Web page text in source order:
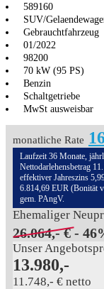
589160
SUV/
Gebrauchtfahrzeug
01/2022
98200
70 kW (95 PS)
Benzin
Schaltgetriebe
MwSt ausweisbar
monatliche Rate
Laufzeit 36 Monate,
Nettodarlehensbetrag
effektiver Jahreszins
6.814,69 EUR (Bonität
gem. PAngV.
Ehemaliger
26.064,- € -
Unser
13.980,-
11.748,- € netto